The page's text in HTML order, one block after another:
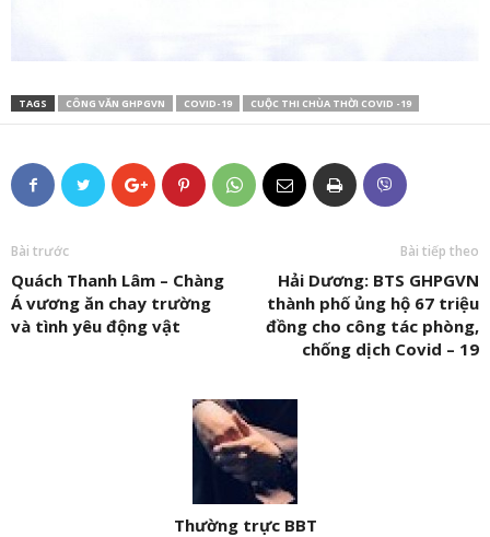
TAGS CÔNG VĂN GHPGVN COVID-19 CUỘC THI CHÙA THỜI COVID -19
Bài trước
Quách Thanh Lâm – Chàng
Á vương ăn chay trường
và tình yêu động vật
Bài tiếp theo
Hải Dương: BTS GHPGVN
thành phố ủng hộ 67 triệu
đồng cho công tác phòng,
chống dịch Covid – 19
Thường trực BBT